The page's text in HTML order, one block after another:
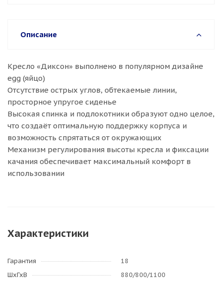
Описание
Кресло «Диксон» выполнено в популярном дизайне
egg (яйцо)
Отсутствие острых углов, обтекаемые линии,
просторное упругое сиденье
Высокая спинка и подлокотники образуют одно целое,
что создаёт оптимальную поддержку корпуса и
возможность спрятаться от окружающих
Механизм регулирования высоты кресла и фиксации
качания обеспечивает максимальный комфорт в
использовании
Характеристики
Гарантия
18
ШхГхВ
880/800/1100